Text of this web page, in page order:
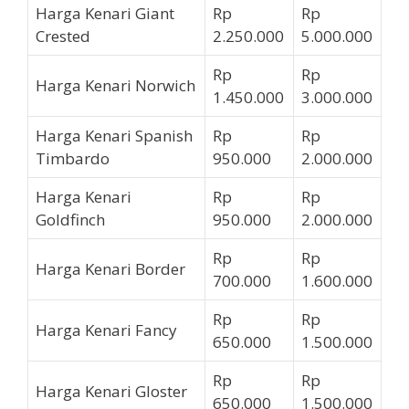
Harga Kenari Giant
Crested
Rp
2.250.000
Rp
5.000.000
Harga Kenari Norwich
Rp
1.450.000
Rp
3.000.000
Harga Kenari Spanish
Timbardo
Rp
950.000
Rp
2.000.000
Harga Kenari
Goldfinch
Rp
950.000
Rp
2.000.000
Harga Kenari Border
Rp
700.000
Rp
1.600.000
Harga Kenari Fancy
Rp
650.000
Rp
1.500.000
Harga Kenari Gloster
Rp
650.000
Rp
1.500.000